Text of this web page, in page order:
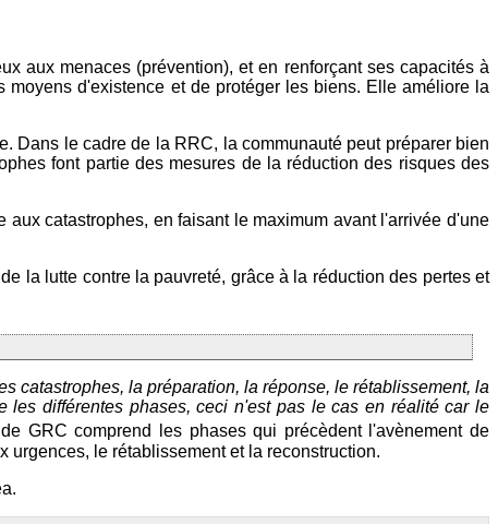
aux menaces (prévention), et en renforçant ses capacités à
d'existence et de protéger les biens. Elle améliore la
Dans le cadre de la RRC, la communauté peut préparer bien
font partie des mesures de la réduction des risques des
catastrophes, en faisant le maximum avant l'arrivée d'une
la lutte contre la pauvreté, grâce à la réduction des pertes et
catastrophes, la préparation, la réponse, le rétablissement, la
les différentes phases, ceci n'est pas le cas en réalité car le
GRC comprend les phases qui précèdent l'avènement de
urgences, le rétablissement et la reconstruction.